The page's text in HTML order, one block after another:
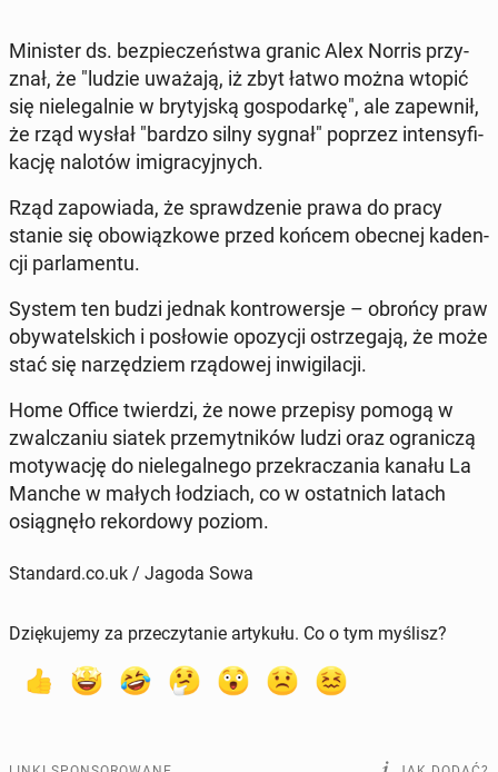
Mi­ni­ster ds. bez­pie­czeń­stwa granic Alex Norris przy­
znał, że "ludzie uważają, iż zbyt łatwo można wtopić
się nie­le­gal­nie w bry­tyj­ską go­spo­dar­kę", ale za­pew­nił,
że rząd wysłał "bardzo silny sygnał" poprzez in­ten­sy­fi­
ka­cję nalotów imi­gra­cyj­nych.
Rząd za­po­wia­da, że spraw­dze­nie prawa do pracy
stanie się obo­wiąz­ko­we przed końcem obecnej ka­den­
cji par­la­men­tu.
System ten budzi jednak kon­tro­wer­sje – obrońcy praw
oby­wa­tel­skich i po­sło­wie opo­zy­cji ostrze­ga­ją, że może
stać się na­rzę­dziem rzą­do­wej in­wi­gi­la­cji.
Home Office twier­dzi, że nowe prze­pi­sy pomogą w
zwal­cza­niu siatek prze­myt­ni­ków ludzi oraz ogra­ni­czą
mo­ty­wa­cję do nie­le­gal­ne­go prze­kra­cza­nia kanału La
Manche w małych ło­dziach, co w ostat­nich latach
osią­gnę­ło re­kor­do­wy poziom.
Standard.co.uk / Jagoda Sowa
Dziękujemy za przeczytanie artykułu. Co o tym myślisz?